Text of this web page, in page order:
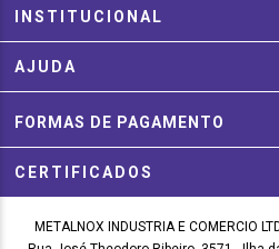
INSTITUCIONAL
AJUDA
FORMAS DE PAGAMENTO
CERTIFICADOS
METALNOX INDUSTRIA E COMERCIO